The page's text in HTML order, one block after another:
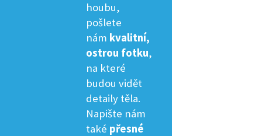
houbu,
pošlete
nám kvalitní,
ostrou fotku,
na které
budou vidět
detaily těla.
Napište nám
také přesné